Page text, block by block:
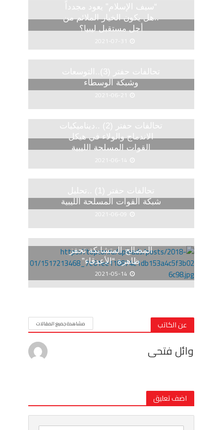
“سيف الإسلام” يعود مجدداً
..هل يكون الخيار الملائم من
أجل مستقبل ليبيا؟
2021-07-31
تحالفات حفتر (3)..التوسعات
وشبكة الوسطاء
2021-06-21
تحالفات حفتر (2) ..ديناميكيات
الاندماج والولاء في هيكل
القوات المسلحة الليبية
2021-06-14
تحالفات حفتر (1) ..تحليل
شبكة القوات المسلحة الليبية
2021-06-09
المصالح المتشابكة تحفز
ظاهرة “الأعدقاء”
2021-05-14
عن الكاتب مشاهدة جميع المقالات
وائل فتحى
اضف تعليق